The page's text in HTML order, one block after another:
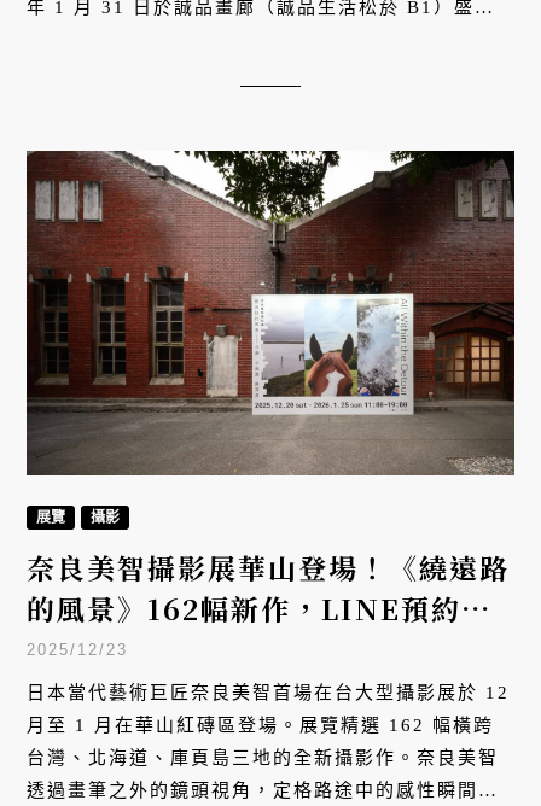
年 1 月 31 日於誠品畫廊（誠品生活松菸 B1）盛大
展覽 攝影
奈良美智攝影展華山登場！《繞遠路
的風景》162幅新作，LINE預約免
費參觀
2025/12/23
日本當代藝術巨匠奈良美智首場在台大型攝影展於 12
月至 1 月在華山紅磚區登場。展覽精選 162 幅橫跨
台灣、北海道、庫頁島三地的全新攝影作。奈良美智
透過畫筆之外的鏡頭視角，定格路途中的感性瞬間，